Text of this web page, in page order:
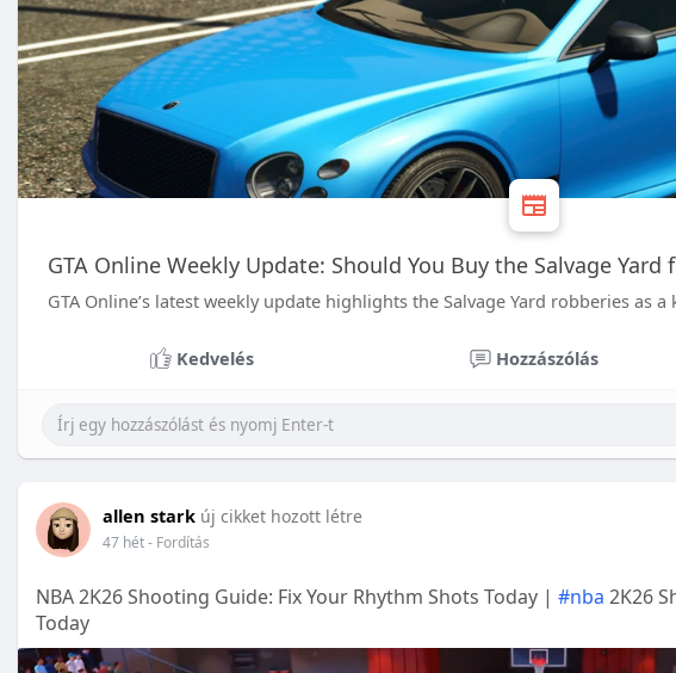
GTA Online Weekly Update: Should You Buy the Salvage
GTA Online’s latest weekly update highlights the Salvage Yard robberies as
Kedvelés Hozzászólás
allen stark új cikket hozott létre
47 hét- Fordítás
NBA 2K26 Shooting Guide: Fix Your Rhythm Shots Today | #nba 2K26
Today